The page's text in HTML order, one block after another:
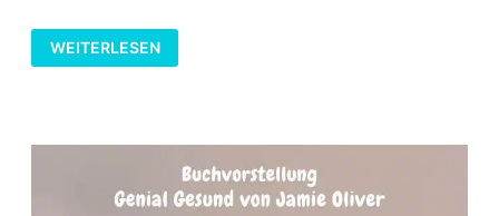
BUCHREZENSION:
„ENDLICH
RICHTIG
WEITERLESEN